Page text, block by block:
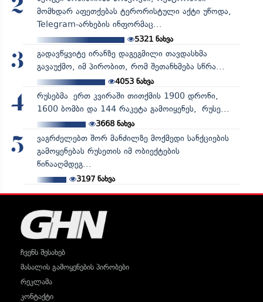
2
მომხდარ აფეთქებას ტერორისტული აქტი უწოდა,
Telegram-არხების ინფორმაც...
5321ნახვა
3
გადავწყვიტე ირანზე დაგეგმილი თავდასხმა
გავაუქმო, იმ პირობით, რომ შეთანხმება სწრა...
4053ნახვა
4
რუსებმა ერთ კვირაში თითქმის 1900 დრონი,
1600 ბომბი და 144 რაკეტა გამოიყენეს, რუსე...
3668ნახვა
5
ვაგრძელებთ შორ მანძილზე მოქმედი სანქციების
გამოყენებას რუსეთის იმ ობიექტების
წინააღმდეგ...
3197ნახვა
ჩვენს შესახებ
მასალის გამოყენების პირობები
რეკლამა
კონტაქტი